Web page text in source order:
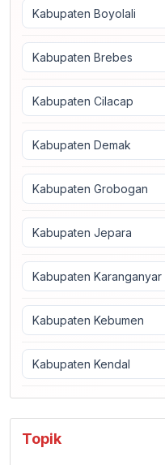
Kabupaten Boyolali
Kabupaten Brebes
Kabupaten Cilacap
Kabupaten Demak
Kabupaten Grobogan
Kabupaten Jepara
Kabupaten Karanganyar
Kabupaten Kebumen
Kabupaten Kendal
Topik